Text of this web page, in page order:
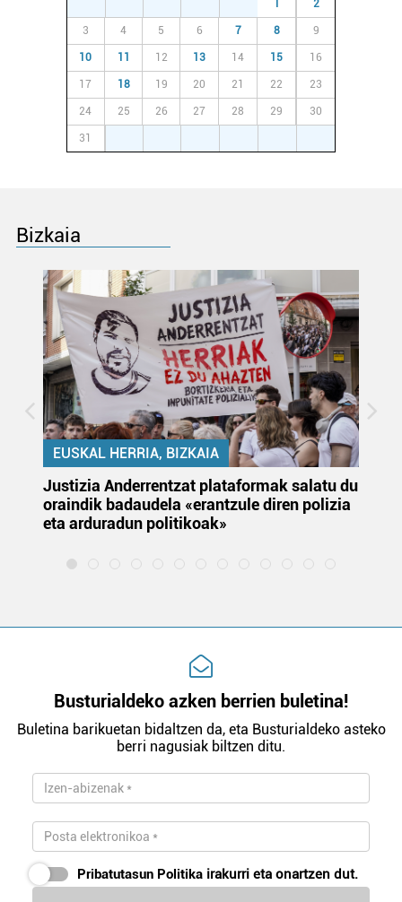
1 2
3 4 5 6 7 8 9
10 11 12 13 14 15 16
17 18 19 20 21 22 23
24 25 26 27 28 29 30
31
Bizkaia
EUSKAL HERRIA, BIZKAIA
Justizia Anderrentzat plataformak salatu du
oraindik badaudela «erantzule diren polizia
eta arduradun politikoak»
Busturialdeko azken berrien buletina!
Buletina barikuetan bidaltzen da, eta Busturialdeko asteko
berri nagusiak biltzen ditu.
Pribatutasun Politika irakurri eta onartzen dut.